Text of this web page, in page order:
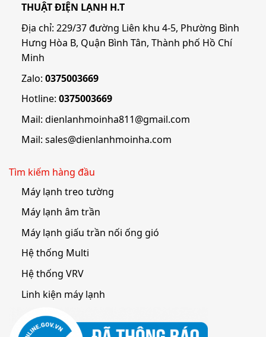
THUẬT ĐIỆN LẠNH H.T
Địa chỉ: 229/37 đường Liên khu 4-5, Phường Bình
Hưng Hòa B, Quận Bình Tân, Thành phố Hồ Chí
Minh
Zalo: 0375003669
Hotline: 0375003669
Mail: dienlanhmoinha811@gmail.com
Mail: sales@dienlanhmoinha.com
Tìm kiếm hàng đầu
Máy lạnh treo tường
Máy lạnh âm trần
Máy lạnh giấu trần nối ống gió
Hệ thống Multi
Hệ thống VRV
Linh kiện máy lạnh